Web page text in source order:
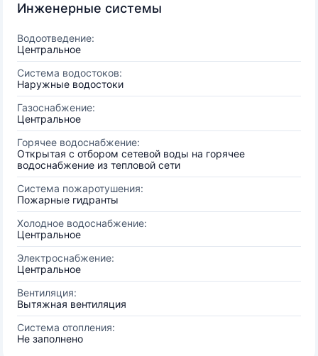
Инженерные системы
Водоотведение:
Центральное
Система водостоков:
Наружные водостоки
Газоснабжение:
Центральное
Горячее водоснабжение:
Открытая с отбором сетевой воды на горячее
водоснабжение из тепловой сети
Система пожаротушения:
Пожарные гидранты
Холодное водоснабжение:
Центральное
Электроснабжение:
Центральное
Вентиляция:
Вытяжная вентиляция
Система отопления:
Не заполнено